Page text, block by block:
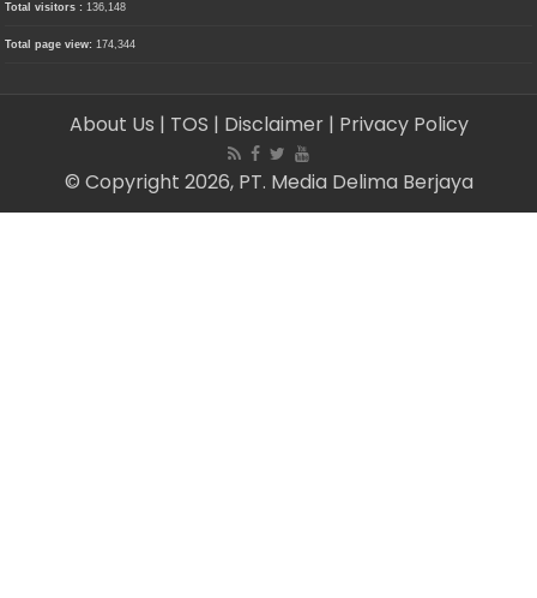
Total visitors :136,148
Total page view:174,344
About Us | TOS | Disclaimer | Privacy Policy
© Copyright 2026, PT. Media Delima Berjaya